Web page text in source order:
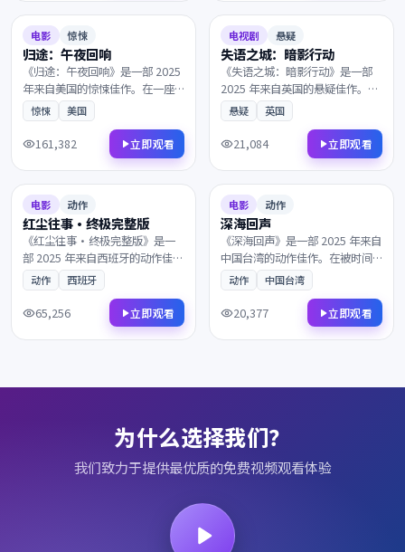
不容错过。
7.7
电影 惊悚
归途：午夜回响
《归途：午夜回响》是一部 2025
年来自美国的惊悚佳作。在一座
被遗忘的小城里，层层迷雾最终
通向意想不到的结局。镜头与配
乐的张力让每一帧都值得细细品
鉴，影迷不容错过。
惊悚 美国
161,382 立即观看
8.7
电视剧 悬疑
失语之城：暗影行动
《失语之城：暗影行动》是一部
2025 年来自英国的悬疑佳作。黎
明前最深的黑暗中，一封匿名信
打乱了原本平静的生活。镜头与
配乐的张力让每一帧都值得细细
品鉴，影迷不容错过。
悬疑 英国
21,084 立即观看
8.0
电影 动作
红尘往事·终极完整版
《红尘往事·终极完整版》是一
部 2025 年来自西班牙的动作佳
作。从一封迟到的信件开始，层
层迷雾最终通向意想不到的结
局。画面质感极具电影感，观影
体验沉浸而难忘，影迷不容错
过。
动作 西班牙
65,256 立即观看
6.6
电影 动作
深海回声
《深海回声》是一部 2025 年来自
中国台湾的动作佳作。在被时间
遗忘的山岗之上，两个素未谋面
的灵魂被命运紧紧相连。画面质
感极具电影感，观影体验沉浸而
难忘，影迷不容错过。
动作 中国台湾
20,377 立即观看
为什么选择我们？
我们致力于提供最优质的免费视频观看体验